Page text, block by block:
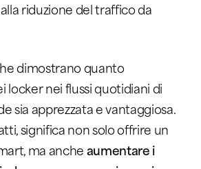
riduzione del traffico da
dimostrano quanto
locker nei flussi quotidiani di
sia apprezzata e vantaggiosa.
significa non solo offrire un
ma ancheaumentare i